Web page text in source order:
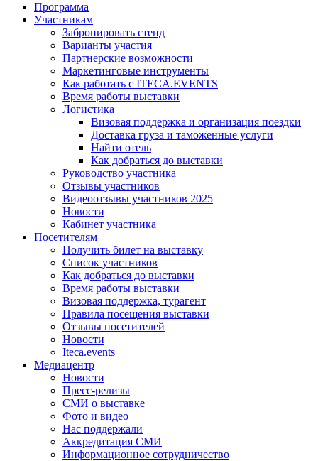
Программа
Участникам
Забронировать стенд
Варианты участия
Партнерские возможности
Маркетинговые инструменты
Как работать с ITECA.EVENTS
Время работы выставки
Логистика
Визовая поддержка и организация поездки
Доставка груза и таможенные услуги
Найти отель
Как добраться до выставки
Руководство участника
Отзывы участников
Видеоотзывы участников 2025
Новости
Кабинет участника
Посетителям
Получить билет на выставку
Список участников
Как добраться до выставки
Время работы выставки
Визовая поддержка, турагент
Правила посещения выставки
Отзывы посетителей
Новости
Iteca.events
Медиацентр
Новости
Пресс-релизы
СМИ о выставке
Фото и видео
Нас поддержали
Аккредитация СМИ
Информационное сотрудничество